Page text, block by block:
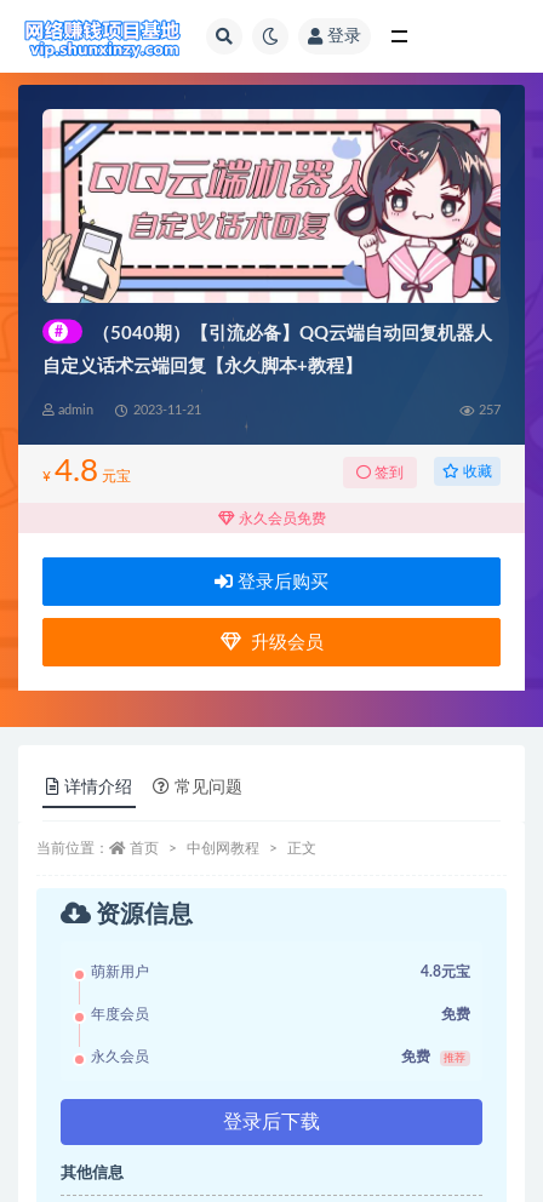
登录
#
（5040期）【引流必备】QQ云端自动回复机器人
自定义话术云端回复【永久脚本+教程】
admin 2023-11-21 257
¥ 4.8 元宝 签到 收藏
永久会员免费
登录后购买
升级会员
详情介绍 常见问题
当前位置： 首页 中创网教程 正文
资源信息
萌新用户 4.8元宝
年度会员 免费
永久会员 免费 推荐
登录后下载
其他信息